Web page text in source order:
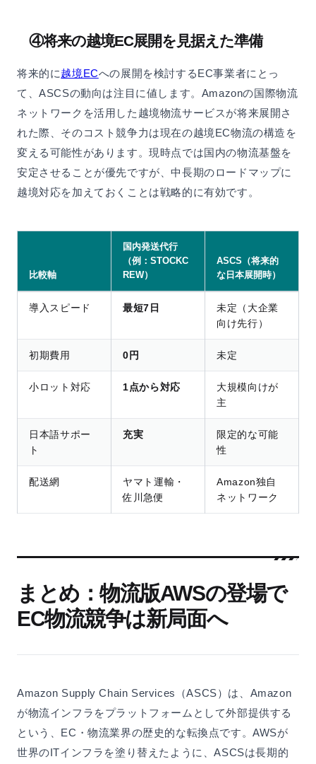
④将来の越境EC展開を見据えた準備
将来的に越境ECへの展開を検討するEC事業者にとっ
て、ASCSの動向は注目に値します。Amazonの国際物流
ネットワークを活用した越境物流サービスが将来展開さ
れた際、そのコスト競争力は現在の越境EC物流の構造を
変える可能性があります。現時点では国内の物流基盤を
安定させることが優先ですが、中長期のロードマップに
越境対応を加えておくことは戦略的に有効です。
比較軸
国内発送代行
（例：STOCKC
REW）
ASCS（将来的
な日本展開時）
導入スピード 最短7日
未定（大企業
向け先行）
初期費用 0円 未定
小ロット対応 1点から対応
大規模向けが
主
日本語サポー
ト
充実
限定的な可能
性
配送網
ヤマト運輸・
佐川急便
Amazon独自
ネットワーク
まとめ：物流版AWSの登場で
EC物流競争は新局面へ
Amazon Supply Chain Services（ASCS）は、Amazon
が物流インフラをプラットフォームとして外部提供する
という、EC・物流業界の歴史的な転換点です。AWSが
世界のITインフラを塗り替えたように、ASCSは長期的